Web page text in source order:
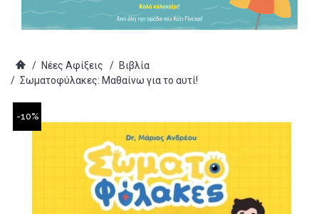
/ Νέες Αφίξεις / Βιβλία
/ Σωματοφύλακες: Μαθαίνω για το αυτί!
-10%